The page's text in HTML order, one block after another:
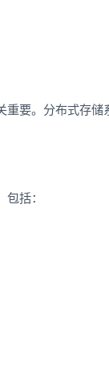
要。分布式存
括：